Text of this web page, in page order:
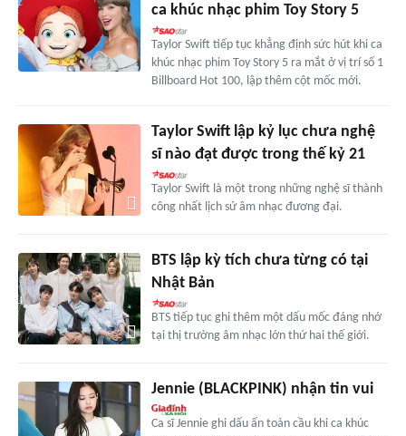
ca khúc nhạc phim Toy Story 5
Taylor Swift tiếp tục khẳng định sức hút khi ca
khúc nhạc phim Toy Story 5 ra mắt ở vị trí số 1
Billboard Hot 100, lập thêm cột mốc mới.
Taylor Swift lập kỷ lục chưa nghệ
sĩ nào đạt được trong thế kỷ 21
Taylor Swift là một trong những nghệ sĩ thành
công nhất lịch sử âm nhạc đương đại.
BTS lập kỳ tích chưa từng có tại
Nhật Bản
BTS tiếp tục ghi thêm một dấu mốc đáng nhớ
tại thị trường âm nhạc lớn thứ hai thế giới.
Jennie (BLACKPINK) nhận tin vui
Ca sĩ Jennie ghi dấu ấn toàn cầu khi ca khúc